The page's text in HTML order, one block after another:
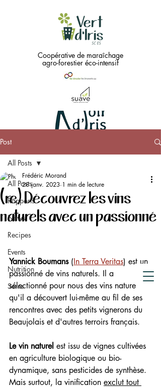
Coopérative de maraîchage
agro-forestier éco-intensif
Green
Black !!
Coopérative
de compostage
Post
All Posts
Rapports
News
Recipes
Events
Nutrition
Serre
All Posts
(re) Découvrez les vins
naturels avec un passionné
Frédéric Morand
28 janv. 2023 1 min de lecture
Yannick Boumans (In Terra Veritas) est un
passionné de vins naturels. Il a
sélectionné pour nous des vins naturels
qu'il a découvert lui-même au fil de ses
rencontres avec des petits vignerons du
Beaujolais et d'autres terroirs français.
Le vin naturel est issu de vignes cultivées
en agriculture biologique ou bio-
dynamique, sans pesticides de synthèse.
Mais surtout, la vinification exclut tout